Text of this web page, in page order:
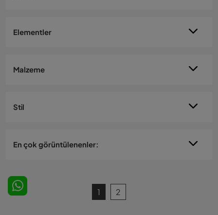
Elementler
Malzeme
Stil
En çok görüntülenenler:
1 2